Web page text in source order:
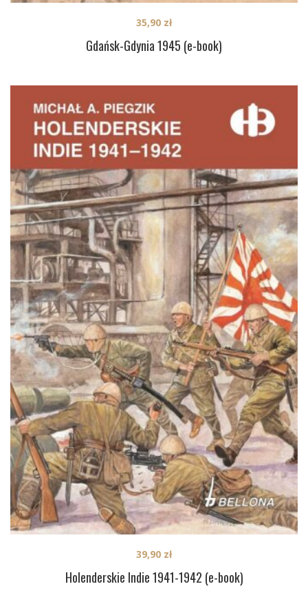
Gdańsk-Gdynia 1945 (e-book)
35,90 zł
Holenderskie Indie 1941-1942 (e-book)
39,90 zł